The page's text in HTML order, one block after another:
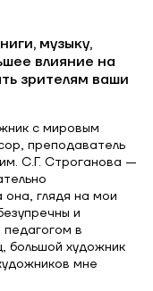
музыку,
влияние на
зрителям ваши
с мировым
преподаватель
С.Г. Строганова —
она, глядя на мои
и
в
большой художник
мне